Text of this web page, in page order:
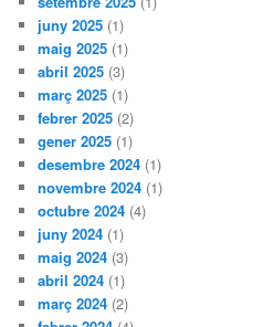
juny 2025 (1)
maig 2025 (1)
abril 2025 (3)
març 2025 (1)
febrer 2025 (2)
gener 2025 (1)
desembre 2024 (1)
novembre 2024 (1)
octubre 2024 (4)
juny 2024 (1)
maig 2024 (3)
abril 2024 (1)
març 2024 (2)